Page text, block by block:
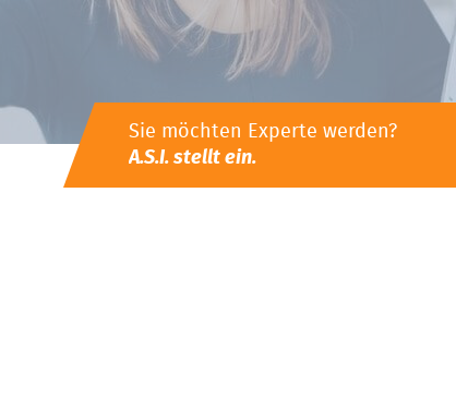
Sie möchten Experte werden?
A.S.I. stellt ein.